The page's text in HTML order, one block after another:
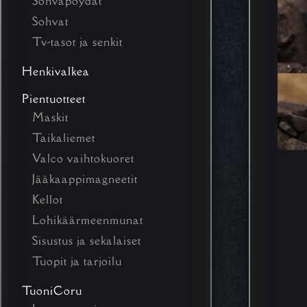
Sohvat
Tv-tasot ja senkit
Henkivalkea
Pientuotteet
Maskit
Taikaliemet
Valco vaihtokuoret
Jääkaappimagneetit
Kellot
Lohikäärmeenmunat
Sisustus ja sekalaiset
Tuopit ja tarjoilu
TuoniCoru